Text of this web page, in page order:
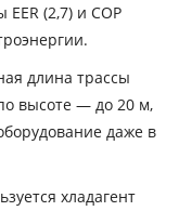
(2,7) и COP
длина трассы
высоте — до 20 м,
даже в
хладагент